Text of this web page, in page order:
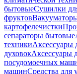
бытовыеСушилки
фруктов
картофелечистки
сепараторы бытовые
техникиАксессуары
духовокАксессуары
посудомоечных
машинСредства для